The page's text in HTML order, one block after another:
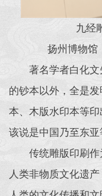
九经
扬州博物馆
著名学者白化
的钞本以外，全是
本、木版水印本等
该说是中国乃至东亚
传统雕版印刷
人类非物质文化遗